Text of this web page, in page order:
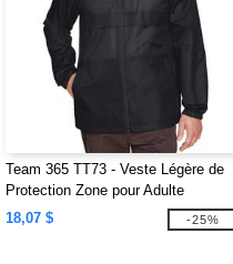
Team 365 TT73 - Veste Légère de
Protection Zone pour Adulte
18,07 $
-25%